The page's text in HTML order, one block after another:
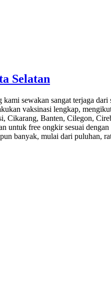
Selatan
kami sewakan sangat terjaga
vaksinasi lengkap,
Cikarang, Banten, Cilegon,
untuk free ongkir sesuai
banyak, mulai dari puluhan,